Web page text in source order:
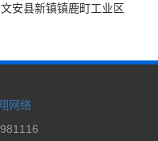
安县新镇镇鹿町工业区
网络